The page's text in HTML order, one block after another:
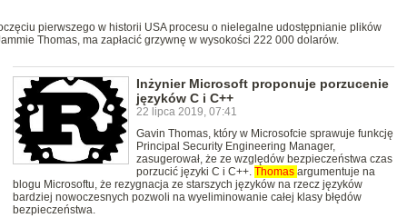
pierwszego w historii USA procesu o nielegalne udostępnianie plików
Thomas, ma zapłacić grzywnę w wysokości 222 000 dolarów.
Inżynier Microsoft proponuje porzucenie
języków C i C++
22 lipca 2019, 07:41
Gavin Thomas, który w Microsofcie sprawuje funkcję
Principal Security Engineering Manager,
zasugerował, że ze względów bezpieczeństwa czas
porzucić języki C i C++. Thomas argumentuje na
blogu Microsoftu, że rezygnacja ze starszych języków na rzecz języków
bardziej nowoczesnych pozwoli na wyeliminowanie całej klasy błędów
bezpieczeństwa.